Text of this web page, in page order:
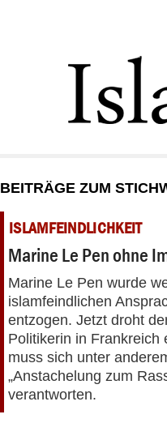
GESELLSCHAFT
STARTSEITE
DEBATTE
PANORAMA
BEITRÄGE ZUM
ISLAMFEINDLICHKEIT
Marine Le Pen ohne
Marine Le Pen wurde
islamfeindlichen
entzogen. Jetzt droht
Politikerin in Frankreich
muss sich unter
„Anstachelung zum
verantworten.